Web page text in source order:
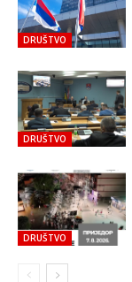
DRUŠTVO
DRUŠTVO
DRUŠTVO